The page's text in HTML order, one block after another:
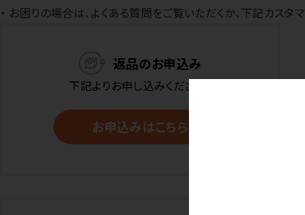
お困りの場合は、よくある質問をご覧いただくか、下記カスタ
返品のお申込み
下記よりお申し込みください。
お申込みはこちら